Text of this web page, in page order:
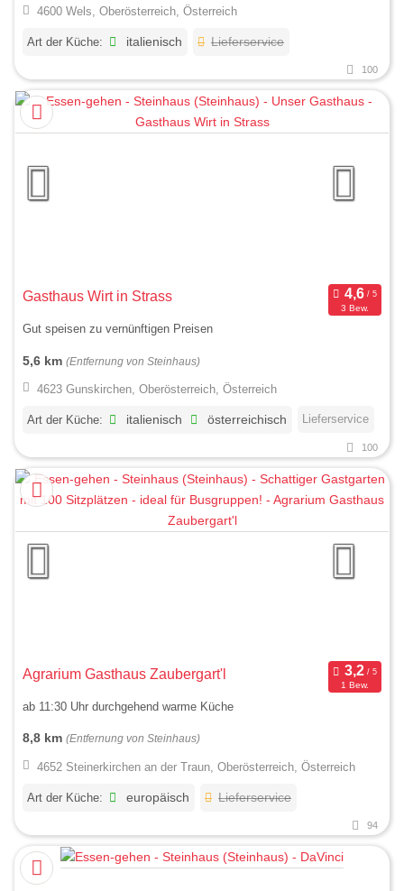
4600 Wels, Oberösterreich, Österreich
Art der Küche: italienisch Lieferservice
100
Gasthaus Wirt in Strass
3 Bew.
Gut speisen zu vernünftigen Preisen
5,6 km (Entfernung von Steinhaus)
4623 Gunskirchen, Oberösterreich, Österreich
Art der Küche: italienisch österreichisch Lieferservice
100
Agrarium Gasthaus Zaubergart'l
1 Bew.
ab 11:30 Uhr durchgehend warme Küche
8,8 km (Entfernung von Steinhaus)
4652 Steinerkirchen an der Traun, Oberösterreich, Österreich
Art der Küche: europäisch Lieferservice
94